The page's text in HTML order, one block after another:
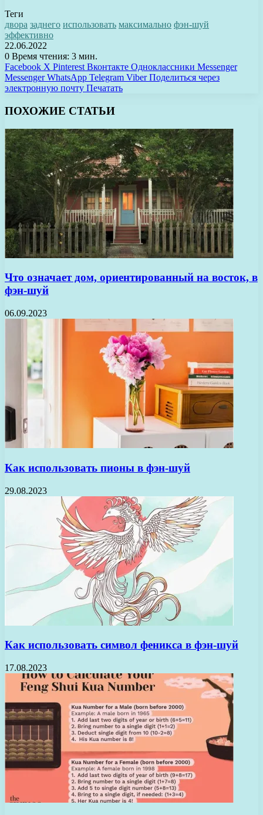
Теги
двора заднего использовать максимально фэн-шуй
эффективно
22.06.2022
0 Время чтения: 3 мин.
Facebook X Pinterest Вконтакте Одноклассники Messenger
Messenger WhatsApp Telegram Viber Поделиться через
электронную почту Печатать
ПОХОЖИЕ СТАТЬИ
Что означает дом, ориентированный на восток, в
фэн-шуй
06.09.2023
Как использовать пионы в фэн-шуй
29.08.2023
Как использовать символ феникса в фэн-шуй
17.08.2023